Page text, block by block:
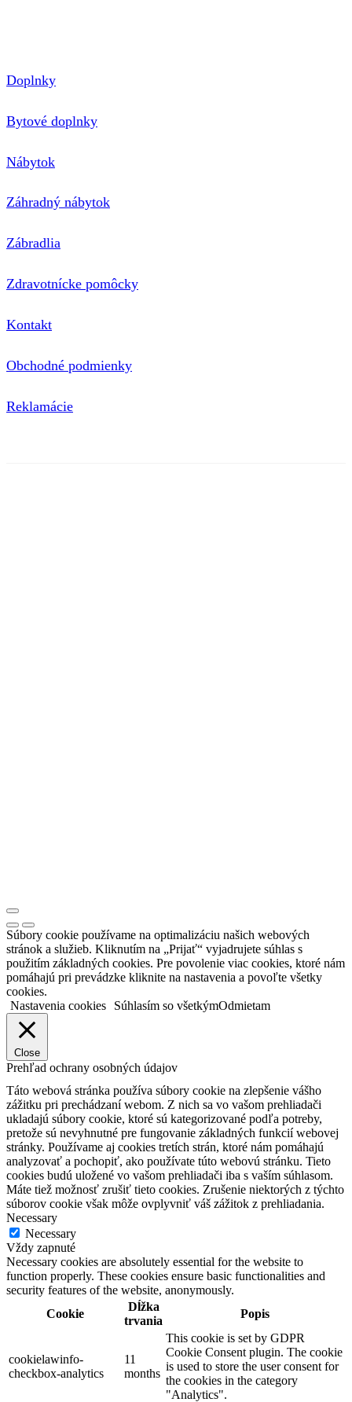
Doplnky
Bytové doplnky
Nábytok
Záhradný nábytok
Zábradlia
Zdravotnícke pomôcky
Kontakt
Obchodné podmienky
Reklamácie
Súbory cookie používame na optimalizáciu našich webových
stránok a služieb. Kliknutím na „Prijať“ vyjadrujete súhlas s
použitím základných cookies. Pre povolenie viac cookies, ktoré nám
pomáhajú pri prevádzke kliknite na nastavenia a povoľte všetky
cookies.
Nastavenia cookies
Súhlasím so všetkýmOdmietam
Close
Prehľad ochrany osobných údajov
Táto webová stránka používa súbory cookie na zlepšenie vášho
zážitku pri prechádzaní webom. Z nich sa vo vašom prehliadači
ukladajú súbory cookie, ktoré sú kategorizované podľa potreby,
pretože sú nevyhnutné pre fungovanie základných funkcií webovej
stránky. Používame aj cookies tretích strán, ktoré nám pomáhajú
analyzovať a pochopiť, ako používate túto webovú stránku. Tieto
cookies budú uložené vo vašom prehliadači iba s vaším súhlasom.
Máte tiež možnosť zrušiť tieto cookies. Zrušenie niektorých z týchto
súborov cookie však môže ovplyvniť váš zážitok z prehliadania.
Necessary
Necessary
Vždy zapnuté
Necessary cookies are absolutely essential for the website to
function properly. These cookies ensure basic functionalities and
security features of the website, anonymously.
Cookie
Dĺžka
trvania
Popis
cookielawinfo-
checkbox-analytics
11
months
This cookie is set by GDPR
Cookie Consent plugin. The cookie
is used to store the user consent for
the cookies in the category
"Analytics".